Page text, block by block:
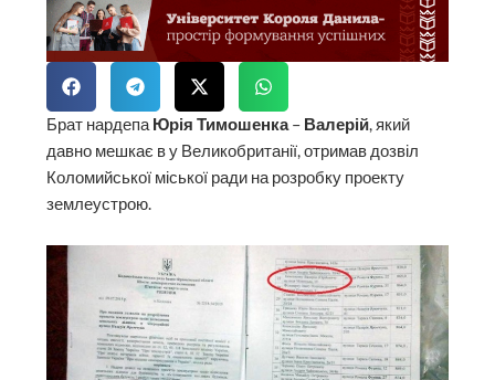
Брат нардепа Юрія Тимошенка– Валерій, який
давно мешкає в у Великобританії, отримав дозвіл
Коломийської міської ради на розробку проекту
землеустрою.